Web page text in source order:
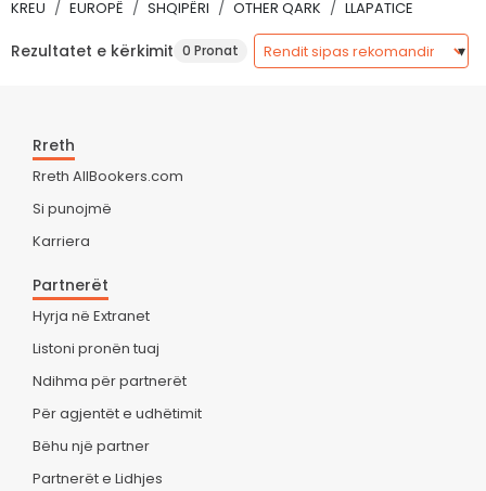
KREU EUROPË SHQIPËRI OTHER QARK LLAPATICE
Rezultatet e kërkimit 0 Pronat
Rreth
Rreth AllBookers.com
Si punojmë
Karriera
Partnerët
Hyrja në Extranet
Listoni pronën tuaj
Ndihma për partnerët
Për agjentët e udhëtimit
Bëhu një partner
Partnerët e Lidhjes